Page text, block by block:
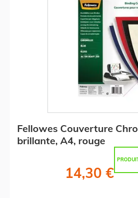
Fellowes Couverture
brillante, A4, rouge
14,30 €